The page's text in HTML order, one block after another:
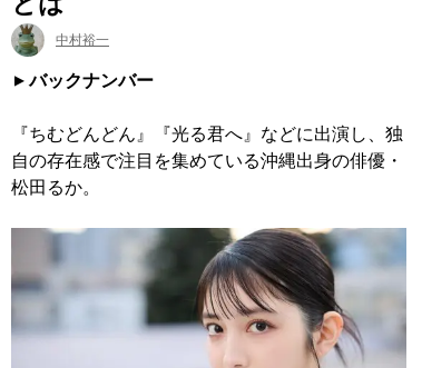
中村裕一
バックナンバー
『ちむどんどん』『光る君へ』などに出演し、独
自の存在感で注目を集めている沖縄出身の俳優・
松田るか。